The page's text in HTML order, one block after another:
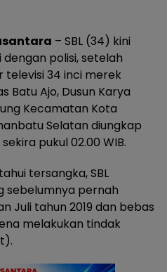
– SBL (34) kini
polisi, setelah
34 inci merek
Batu Ajo, Dusun Karya
Kecamatan Kota
Selatan diungkap
pukul 02.00 WIB.
tersangka, SBL
sebelumnya pernah
Juli tahun 2019 dan bebas
melakukan tindak